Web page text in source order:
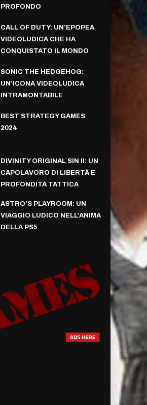
PROFONDO
CALL OF DUTY: UN’EPOPEA
VIDEOLUDICA CHE HA
CONQUISTATO IL MONDO
SONIC THE HEDGEHOG:
UN’ICONA VIDEOLUDICA
INTRAMONTABILE
BEST STRATEGY GAMES
2024
DIVINITY ORIGINAL SIN II: UN
CAPOLAVORO DI LIBERTÀ E
PROFONDITÀ TATTICA
ASTRO’S PLAYROOM: UN
VIAGGIO LUDICO NELL’ANIMA
DELLA PS5